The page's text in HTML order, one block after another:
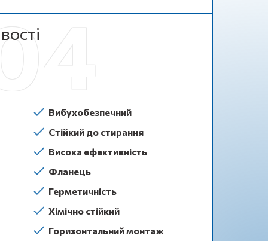
Вибухобезпечний
Стійкий до стирання
Висока ефективність
Фланець
Герметичність
Хімічно стійкий
Горизонтальний монтаж